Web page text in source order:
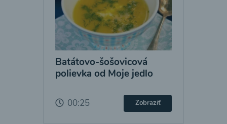
Batátovo-šošovicová
polievka od Moje jedlo
00:25 Zobraziť